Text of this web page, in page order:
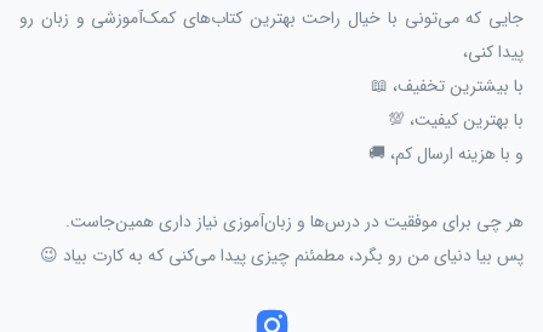
جایی که می‌تونی با خیال راحت بهترین کتاب‌های کمک‌آموزشی و زبان رو
پیدا کنی،
با بیشترین تخفیف، 📖
با بهترین کیفیت، 💯
و با هزینه ارسال کم، 🚚
هر چی برای موفقیت در درس‌ها و زبان‌آموزی نیاز داری همین‌جاست.
پس بیا دنیای من رو بگرد، مطمئنم چیزی پیدا می‌کنی که به کارت بیاد 😉